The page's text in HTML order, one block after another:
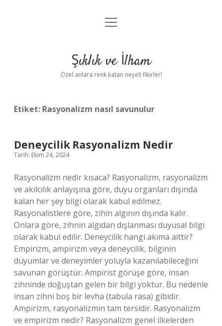
Anasayfa
Yasal Uyarı
menüyü
Şıklık ve İlham
Özel anlara renk katan neşeli fikirler!
Etiket: Rasyonalizm nasıl savunulur
Deneycilik Rasyonalizm Nedir
Tarih: Ekim 24, 2024
Rasyonalizm nedir kısaca? Rasyonalizm, rasyonalizm
ve akılcılık anlayışına göre, duyu organları dışında
kalan her şey bilgi olarak kabul edilmez.
Rasyonalistlere göre, zihin algının dışında kalır.
Onlara göre, zihnin algıdan dışlanması duyusal bilgi
olarak kabul edilir. Deneycilik hangi akıma aittir?
Empirizm, ampirizm veya deneycilik, bilginin
duyumlar ve deneyimler yoluyla kazanılabileceğini
savunan görüştür. Ampirist görüşe göre, insan
zihninde doğuştan gelen bir bilgi yoktur. Bu nedenle
insan zihni boş bir levha (tabula rasa) gibidir.
Ampirizm, rasyonalizmin tam tersidir. Rasyonalizm
ve empirizm nedir? Rasyonalizm genel ilkelerden